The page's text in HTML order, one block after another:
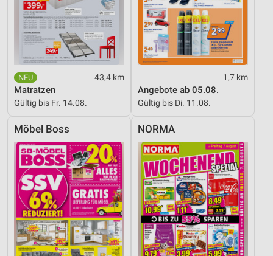
43,4 km
Matratzen
Gültig bis Fr. 14.08.
1,7 km
Angebote ab 05.08.
Gültig bis Di. 11.08.
Möbel Boss NORMA